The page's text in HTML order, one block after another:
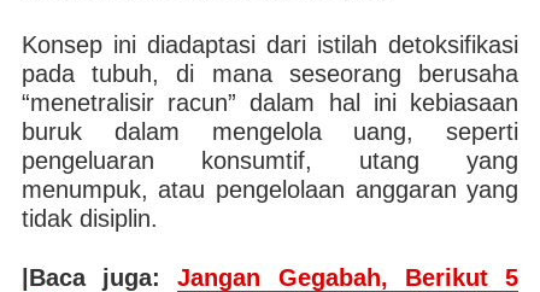
Konsep ini diadaptasi dari istilah detoksifikasi
pada tubuh, di mana seseorang berusaha
“menetralisir racun” dalam hal ini kebiasaan
buruk dalam mengelola uang, seperti
pengeluaran konsumtif, utang yang
menumpuk, atau pengelolaan anggaran yang
tidak disiplin.
|Baca juga:Jangan Gegabah, Berikut 5